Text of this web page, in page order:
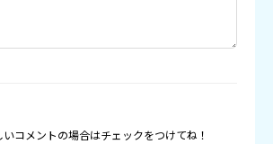
コメントの場合はチェックをつけてね！